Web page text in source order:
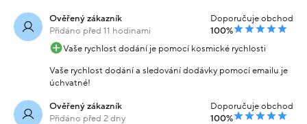
Ověřený zákazník
Přidáno před 11 hodinami
Doporučuje obchod
100%
Vaše rychlost dodání je pomocí kosmické rychlosti
Vaše rychlost dodání a sledování dodávky pomocí emailu je
úchvatné!
Ověřený zákazník
Přidáno před 2 dny
Doporučuje obchod
100%